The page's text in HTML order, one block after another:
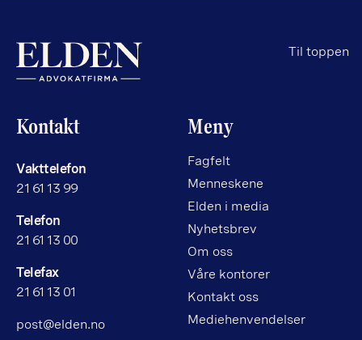
Til toppen
Kontakt
Vakttelefon
21 61 13 99
Telefon
21 61 13 00
Telefax
21 61 13 01
post@elden.no
Meny
Fagfelt
Menneskene
Elden i media
Nyhetsbrev
Om oss
Våre kontorer
Kontakt oss
Mediehenvendelser